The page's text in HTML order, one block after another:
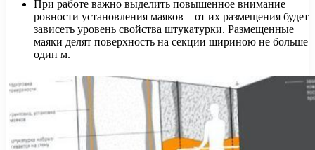
При работе важно выделить повышенное внимание
ровности установления маяков – от их размещения будет
зависеть уровень свойства штукатурки. Размещенные
маяки делят поверхность на секции шириною не больше
один м.